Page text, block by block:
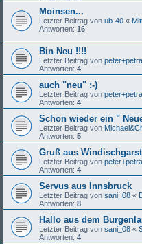
Moinsen...
Letzter Beitrag von ub-40 «
Antworten: 16
Bin Neu !!!!
Letzter Beitrag von peter+petra
Antworten: 4
auch "neu" :-)
Letzter Beitrag von peter+petra
Antworten: 4
Schon wieder ein "
Letzter Beitrag von
Antworten: 5
Gruß aus
Letzter Beitrag von peter+petra
Antworten: 4
Servus aus Innsbruck
Letzter Beitrag von sani_08 «
Antworten: 8
Hallo aus dem
Letzter Beitrag von sani_08 «
Antworten: 4